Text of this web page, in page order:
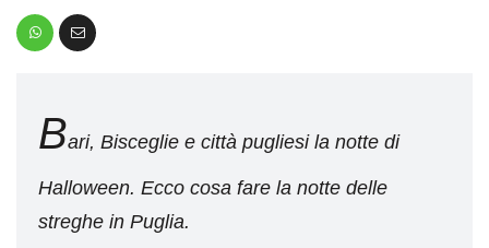
Bari, Bisceglie e città pugliesi la notte di
Halloween. Ecco cosa fare la notte delle
streghe in Puglia.